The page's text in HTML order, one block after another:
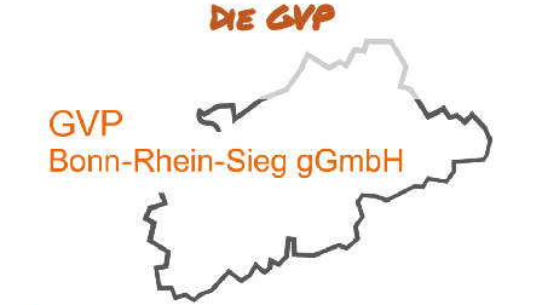
Die GVP